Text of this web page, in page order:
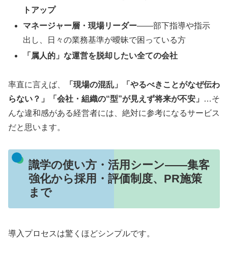
トアップ
マネージャー層・現場リーダー——部下指導や指示
出し、日々の業務基準が曖昧で困っている方
「属人的」な運営を脱却したい全ての会社
率直に言えば、
「現場の混乱」「やるべきことがなぜ伝わ
らない？」「会社・組織の“型”が見えず将来が不安」
…そ
んな違和感がある経営者には、絶対に参考になるサービス
だと思います。
識学の使い方・活用シーン——集客
強化から採用・評価制度、PR施策
まで
導入プロセスは驚くほどシンプルです。